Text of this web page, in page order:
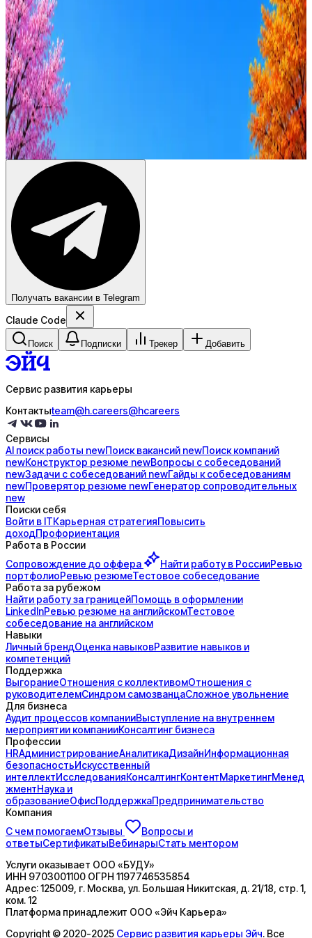
Стратегия поиска с AI: рынки, позиции, вилка, каналы
Ежедневный подбор из 600+ источников
AI генерация сопроводительных писем
Получать вакансии в Telegram
Claude Code
Поиск Подписки Трекер Добавить
Сервис развития карьеры
Контактыteam@h.careers@hcareers
Сервисы
AI поискработы newПоисквакансий newПоисккомпаний
newКонструктор резюме newВопросы с собеседований
newЗадачи с собеседований newГайды ксобеседованиям
newПроверятор резюме newГенератор сопроводительных
new
Поиски себя
Войти в ITКарьерная стратегияПовысить
доходПрофориентация
Работа в России
Сопровождение до оффера Найти работу в РоссииРевью
портфолиоРевью резюмеТестовое собеседование
Работа за рубежом
Найти работу за границейПомощь в оформлении
LinkedInРевью резюме на английскомТестовое
собеседование на английском
Навыки
Личный брендОценка навыковРазвитие навыков и
компетенций
Поддержка
ВыгораниеОтношения с коллективомОтношения с
руководителемСиндром самозванцаСложное увольнение
Для бизнеса
Аудит процессов компанииВыступление на внутреннем
мероприятии компанииКонсалтинг бизнеса
Профессии
HRАдминистрированиеАналитикаДизайнИнформационная
безопасностьИскусственный
интеллектИсследованияКонсалтингКонтентМаркетингМенед
жментНаука и
образованиеОфисПоддержкаПредпринимательство
Компания
С чем помогаемОтзывы
Вопросы и
ответыСертификатыВебинарыСтать ментором
Услуги оказывает ООО «БУДУ»
ИНН 9703001100 ОГРН 1197746535854
Адрес:125009, г. Москва, ул. Большая Никитская, д. 21/18, стр. 1,
ком. 12
Платформа принадлежит ООО «Эйч Карьера»
Copyright © 2020-2025 Сервис развития карьеры Эйч. Все